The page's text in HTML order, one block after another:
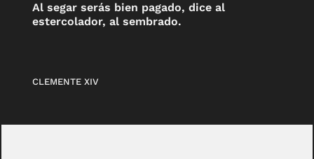
Al segar serás bien pagado, dice al
estercolador, al sembrado.
CLEMENTE XIV